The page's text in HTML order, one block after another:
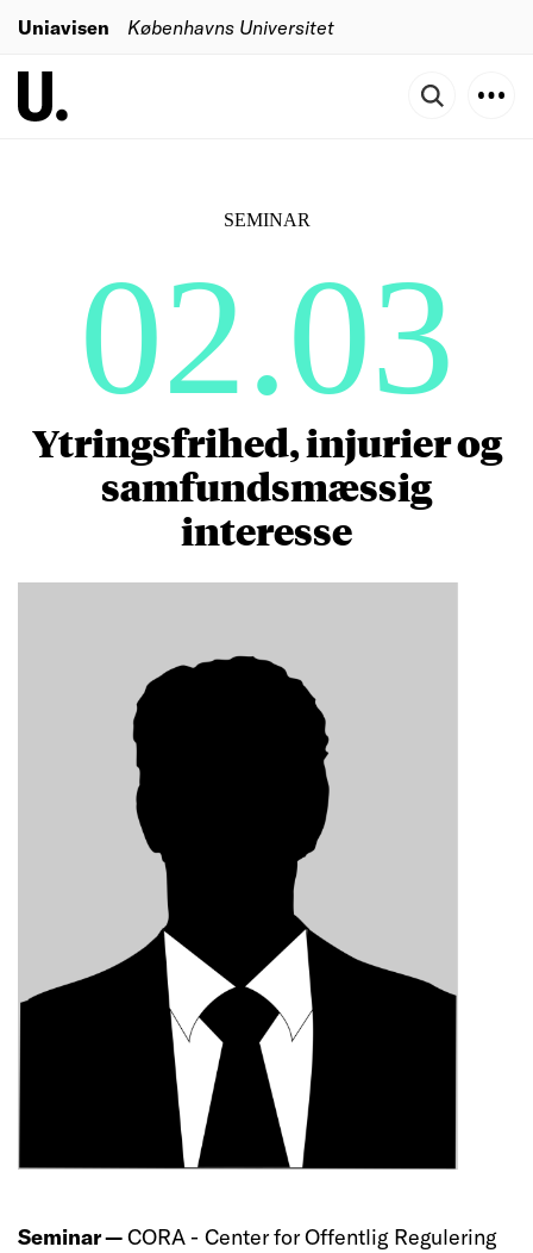
Uniavisen Københavns Universitet
SEMINAR
02.03
Ytringsfrihed, injurier og
samfundsmæssig
interesse
Seminar —CORA - Center for Offentlig Regulering